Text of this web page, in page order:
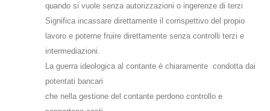
quando si vuole senza autorizzazioni o ingerenze di terzi
Significa incassare direttamente il corrispettivo del propio
lavoro e poterne fruire direttamente senza controlli terzi e
intermediazioni.
La guerra ideologica al contante è chiaramente condotta dai
potentati bancari
che nella gestione del contante perdono controllo e